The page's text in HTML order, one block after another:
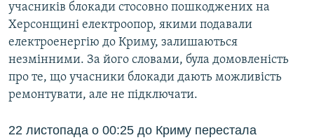
учасників блокади стосовно пошкоджених на
Херсонщині електроопор, якими подавали
електроенергію до Криму, залишаються
незмінними. За його словами, була домовленість
про те, що учасники блокади дають можливість
ремонтувати, але не підключати.
22 листопада о 00:25 до Криму перестала